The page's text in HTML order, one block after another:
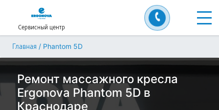
Сервисный центр
Главная / Phantom 5D
Ремонт массажного кресла
Ergonova Phantom 5D в
Краснодаре